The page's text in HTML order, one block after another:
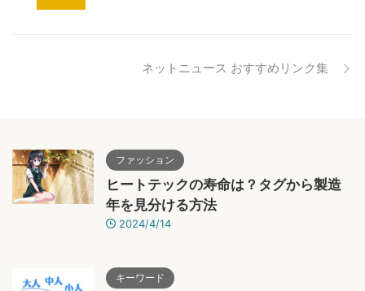
ネットニュース おすすめリンク集
ファッション
ヒートテックの寿命は？タグから製造
年を見分ける方法
2024/4/14
キーワード